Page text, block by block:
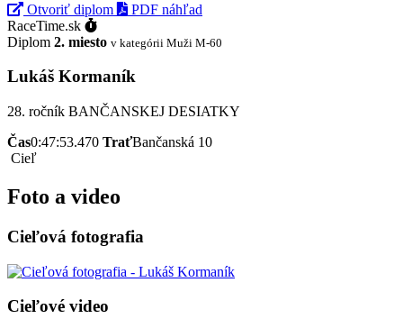
Otvoriť diplom
PDF náhľad
RaceTime.sk
Diplom 2. miesto v kategórii Muži M-60
Lukáš Kormaník
28. ročník BANČANSKEJ DESIATKY
Čas0:47:53.470 TraťBančanská 10
Cieľ
Foto a video
Cieľová fotografia
Cieľové video